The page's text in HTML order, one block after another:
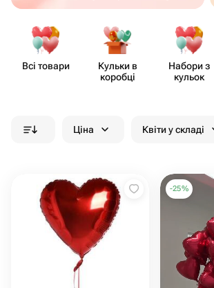
Всі товари
Кульки в
коробці
Набори з
кульок
Ціна Квіти у складі
-25%